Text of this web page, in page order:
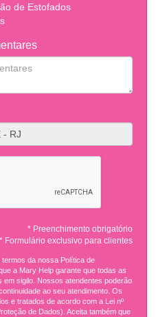
de Estofados
* Preenchimento obrigatório
Formulário exclusivo para clientes
da nossa Política de
a Mary Help garante que todas as
em sigilo. Nossos atendentes poderão
ao seu atendimento. Os
e tratados de acordo com a Lei nº
de Dados). Aceita também que